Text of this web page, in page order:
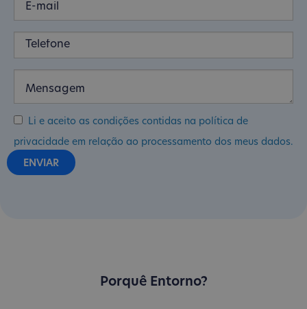
Li e aceito as condições contidas na política de
privacidade em relação ao processamento dos meus dados.
Porquê Entorno?